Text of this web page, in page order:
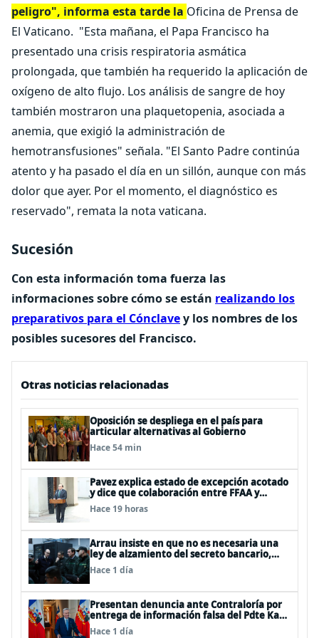
peligro", informa esta tarde la Oficina de Prensa de
El Vaticano. "Esta mañana, el Papa Francisco ha
presentado una crisis respiratoria asmática
prolongada, que también ha requerido la aplicación de
oxígeno de alto flujo. Los análisis de sangre de hoy
también mostraron una plaquetopenia, asociada a
anemia, que exigió la administración de
hemotransfusiones" señala. "El Santo Padre continúa
atento y ha pasado el día en un sillón, aunque con más
dolor que ayer. Por el momento, el diagnóstico es
reservado", remata la nota vaticana.
Sucesión
Con esta información toma fuerza las
informaciones sobre cómo se están realizando los
preparativos para el Cónclavey los nombres de los
posibles sucesores del Francisco.
Otras noticias relacionadas
Oposición se despliega en el país para
articular alternativas al Gobierno
Hace 54 min
Pavez explica estado de excepción acotado
y dice que colaboración entre FFAA y
policías, “es algo del todo pertinente
analizar”
Hace 19 horas
Arrau insiste en que no es necesaria una
ley de alzamiento del secreto bancario,
porque ya existe
Hace 1 día
Presentan denuncia ante Contraloría por
entrega de información falsa del Pdte Kast
en cadena nacional
Hace 1 día